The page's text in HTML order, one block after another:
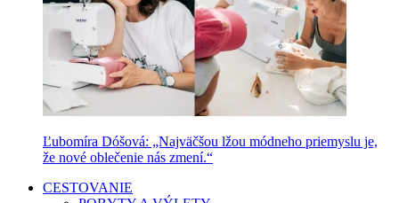
Ľubomíra Dóšová: „Najväčšou lžou módneho priemyslu je,
že nové oblečenie nás zmení.“
CESTOVANIE